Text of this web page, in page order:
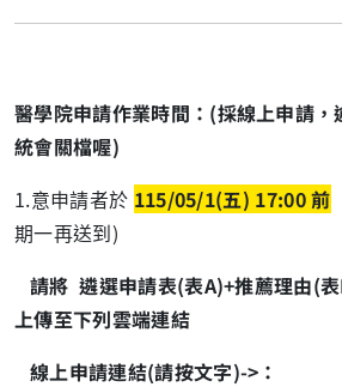
醫學院申請作業時間： (採線上申請，
統會關檔喔)
1.意申請者於 115/05/1(五) 17:00前
期一再送到)
請將 遴選申請表(表A)+推薦理由(表
上傳至下列雲端連結
線上申請連結(請按文字)-> ：